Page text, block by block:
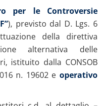
per le Controversie
), previsto dal D. Lgs. 6
della direttiva
alternativa delle
istituito dalla CONSOB
n. 19602 e operativo